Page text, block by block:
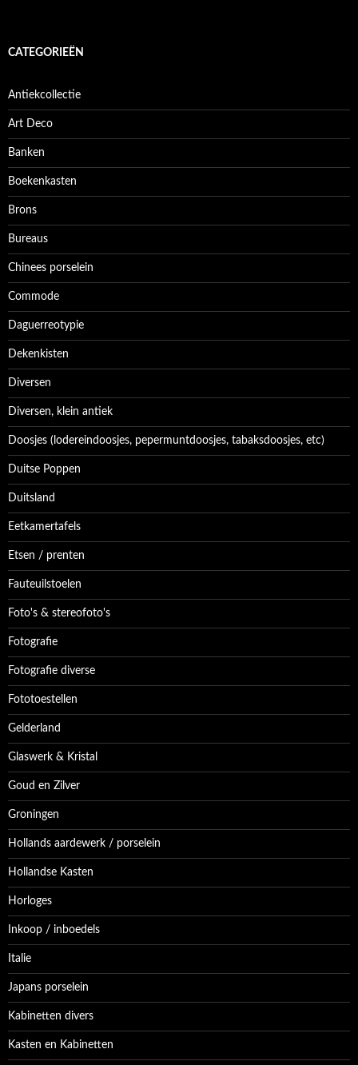
CATEGORIEËN
Antiekcollectie
Art Deco
Banken
Boekenkasten
Brons
Bureaus
Chinees porselein
Commode
Daguerreotypie
Dekenkisten
Diversen
Diversen, klein antiek
Doosjes (lodereindoosjes, pepermuntdoosjes, tabaksdoosjes, etc)
Duitse Poppen
Duitsland
Eetkamertafels
Etsen / prenten
Fauteuilstoelen
Foto's & stereofoto's
Fotografie
Fotografie diverse
Fototoestellen
Gelderland
Glaswerk & Kristal
Goud en Zilver
Groningen
Hollands aardewerk / porselein
Hollandse Kasten
Horloges
Inkoop / inboedels
Italie
Japans porselein
Kabinetten divers
Kasten en Kabinetten